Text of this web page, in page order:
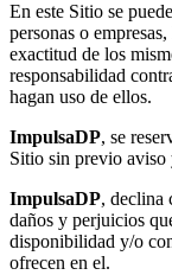
En este Sitio se
personas o empresas,
exactitud de los
responsabilidad
hagan uso de ellos.
ImpulsaDP, se
Sitio sin previo
ImpulsaDP, declina
daños y perjuicios
disponibilidad y/o
ofrecen en el.